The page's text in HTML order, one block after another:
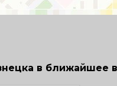
в ближайшее